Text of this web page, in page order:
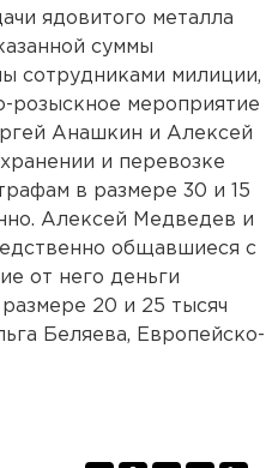
ядовитого металла
суммы
сотрудниками милиции,
розыскное мероприятие
Анашкин и Алексей
и перевозке
в размере 30 и 15
Алексей Медведев и
общавшиеся с
от него деньги
20 и 25 тысяч
Беляева, Европейско-